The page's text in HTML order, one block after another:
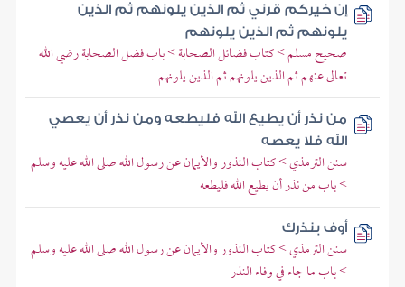
إن خيركم قرني ثم الذين يلونهم ثم الذين
يلونهم ثم الذين يلونهم
صحيح مسلم > كتاب فضائل الصحابة > باب فضل الصحابة رضي الله
تعالى عنهم ثم الذين يلونهم ثم الذين يلونهم
من نذر أن يطيع الله فليطعه ومن نذر أن يعصي
الله فلا يعصه
سنن الترمذي > كتاب النذور والأيمان عن رسول الله صلى الله عليه وسلم
> باب من نذر أن يطيع الله فليطعه
أوف بنذرك
سنن الترمذي > كتاب النذور والأيمان عن رسول الله صلى الله عليه وسلم
> باب ما جاء في وفاء النذر